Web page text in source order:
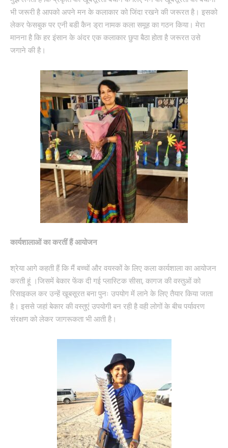
भी जरूरी है आपको अपने मन के कलाकार को जिंदा रखने की जरूरत है। इसको
लेकर फेसबुक पर एनी बडी कैन ड्रा नामक कला समूह का गठन किया। मेरा
मानना है कि हर इंसान के अंदर एक कलाकार छुपा बैठा होता है जरूरत उसे
जगाने की है।
कार्यशालाओं का करतीं हैं आयोजन
श्रेया आगे कहती हैं कि मैं बच्चों और वयस्कों के लिए कला कार्यशाला का आयोजन
करती हूं ।जिसमें बेकार फेंक दी गई प्लास्टिक सीसा, कागज की वस्तुओं को
रिसाइकल कर उन्हें खूबसूरत बना पुनः उपयोग में लाने के लिए तैयार किया जाता
है। इससे जहां बेकार की वस्तुएं उपयोगी बन रही है वही लोगों के बीच पर्यावरण
संरक्षण को लेकर जागरूकता भी आती है।